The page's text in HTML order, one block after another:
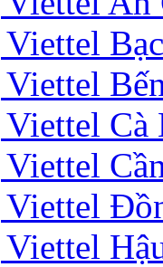
Viettel
Viettel Cà
Viettel
Viettel
Viettel